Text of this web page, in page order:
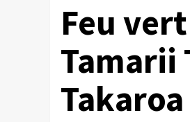
Feu
Tamarii
Takaroa